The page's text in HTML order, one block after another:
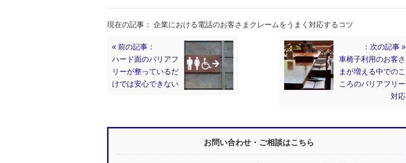
現在の記事： 企業における電話のお客さまクレームをうまく対応するコツ
« 前の記事：
ハード面のバリアフ
リーが整っているだ
けでは安心できない
：次の記事 »
車椅子利用のお客さ
まが増える中でのこ
ころのバリアフリー
対応
お問い合わせ・ご相談はこちら